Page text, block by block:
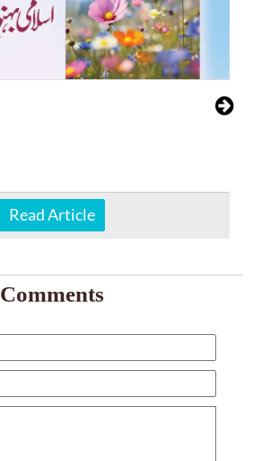
Read Article
Comments